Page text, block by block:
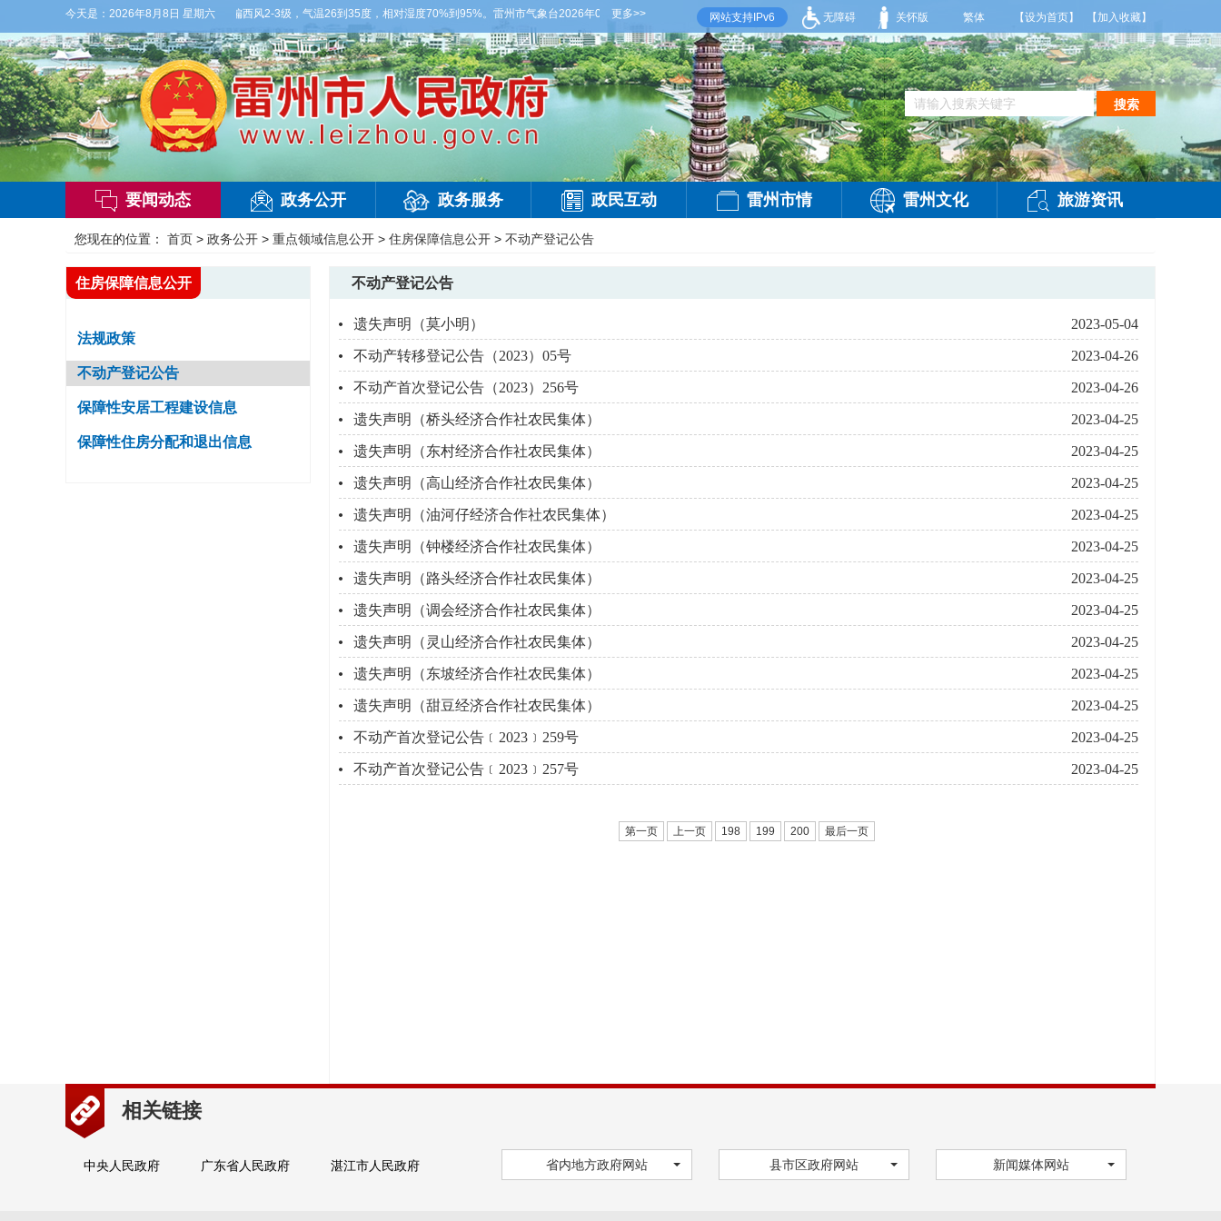
今天是： 2026年8月8日 星期六
气】今晚到明天白天，多云，局部有雷阵雨，偏西风2-3级，气温26到35度，相对湿度70%到95%。雷州市气象台2026年08月07日傍晚发布 【雷州晚间天气】今晚到明天白天，多云，局部有雷阵雨，偏西风2-3级，气温26到35度，相对湿度70%到
更多>> 网站支持IPv6 无障碍 关怀版 繁体 【设为首页】 【加入收藏】
搜索
要闻动态 政务公开 政务服务 政民互动 雷州市情 雷州文化 旅游资讯
您现在的位置： 首页 > 政务公开 > 重点领域信息公开 > 住房保障信息公开 > 不动产登记公告
不动产登记公告
2023-05-04
遗失声明（莫小明）
2023-04-26
不动产转移登记公告（2023）05号
2023-04-26
不动产首次登记公告（2023）256号
2023-04-25
遗失声明（桥头经济合作社农民集体）
2023-04-25
遗失声明（东村经济合作社农民集体）
2023-04-25
遗失声明（高山经济合作社农民集体）
2023-04-25
遗失声明（油河仔经济合作社农民集体）
2023-04-25
遗失声明（钟楼经济合作社农民集体）
2023-04-25
遗失声明（路头经济合作社农民集体）
2023-04-25
遗失声明（调会经济合作社农民集体）
2023-04-25
遗失声明（灵山经济合作社农民集体）
2023-04-25
遗失声明（东坡经济合作社农民集体）
2023-04-25
遗失声明（甜豆经济合作社农民集体）
2023-04-25
不动产首次登记公告﹝2023﹞259号
2023-04-25
不动产首次登记公告﹝2023﹞257号
第一页 上一页 198 199 200 最后一页
住房保障信息公开
法规政策
不动产登记公告
保障性安居工程建设信息
保障性住房分配和退出信息
相关链接
中央人民政府 广东省人民政府 湛江市人民政府 省内地方政府网站 县市区政府网站 新闻媒体网站